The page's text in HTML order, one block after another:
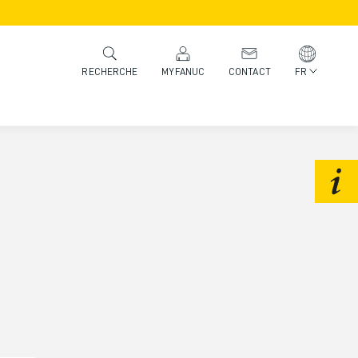
RECHERCHE MYFANUC CONTACT FR